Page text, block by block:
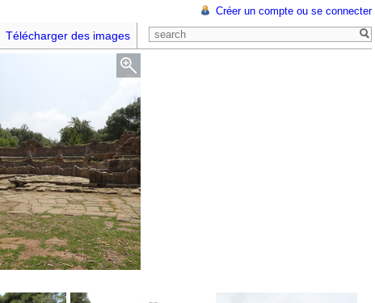
Créer un compte ou se connecter
Télécharger des images